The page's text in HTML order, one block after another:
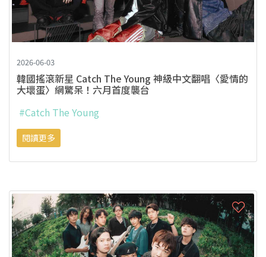
2026-06-03
韓國搖滾新星 Catch The Young 神級中文翻唱〈愛情的
大壞蛋〉網驚呆！六月首度襲台
#Catch The Young
閱讀更多